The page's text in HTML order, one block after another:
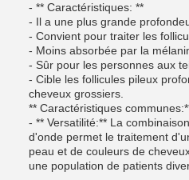
- ** Caractéristiques: **
- Il a une plus grande
- Convient pour traiter les
- Moins absorbée par la
- Sûr pour les personnes aux
- Cible les follicules pileux
cheveux grossiers.
** Caractéristiques
- ** Versatilité:** La
d'onde permet le traitement
peau et de couleurs de
une population de patients